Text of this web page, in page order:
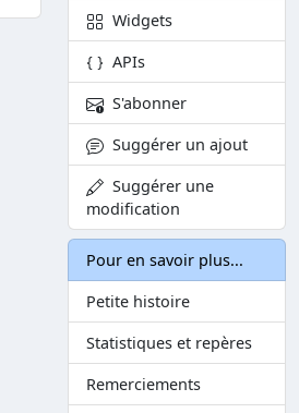
Widgets
APIs
S'abonner
Suggérer un ajout
Suggérer une
modification
Pour en savoir plus...
Petite histoire
Statistiques et repères
Remerciements